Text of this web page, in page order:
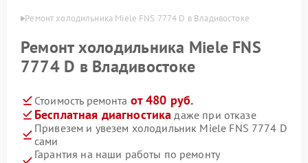
Ремонт холодильника Miele FNS 7774 D в Владивостоке
Ремонт холодильника Miele FNS
7774 D в Владивостоке
Стоимость ремонта от 480 руб.
Бесплатная диагностика даже при отказе
Привезем и увезем холодильник Miele FNS 7774 D
сами
Гарантия на наши работы по ремонту